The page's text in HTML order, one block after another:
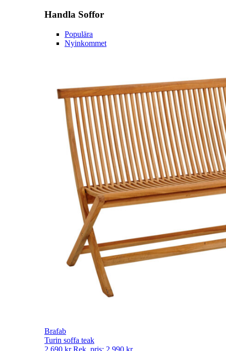
Handla Soffor
Populära
Nyinkommet
Brafab
Turin soffa teak
2 690 kr Rek. pris: 2 990 kr